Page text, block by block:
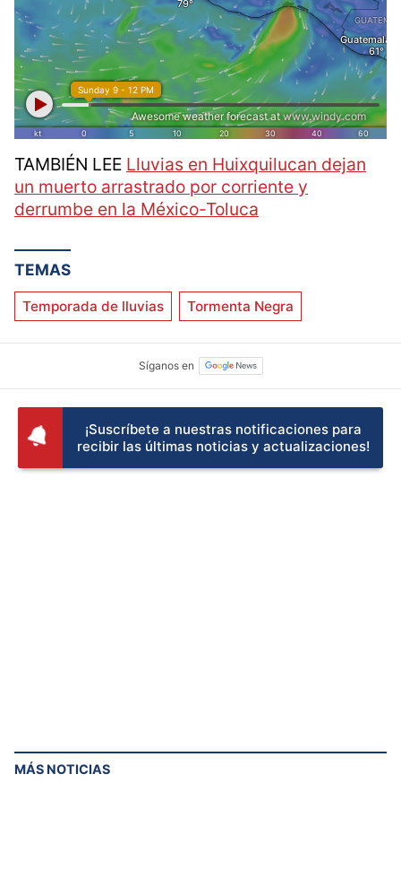
TAMBIÉN LEELluvias en Huixquilucan dejan
un muerto arrastrado por corriente y
derrumbe en la México-Toluca
TEMAS
Temporada de lluvias Tormenta Negra